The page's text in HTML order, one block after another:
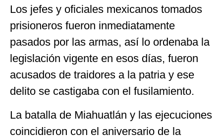
Los jefes y oficiales mexicanos tomados
prisioneros fueron inmediatamente
pasados por las armas, así lo ordenaba la
legislación vigente en esos días, fueron
acusados de traidores a la patria y ese
delito se castigaba con el fusilamiento.
La batalla de Miahuatlán y las ejecuciones
coincidieron con el aniversario de la